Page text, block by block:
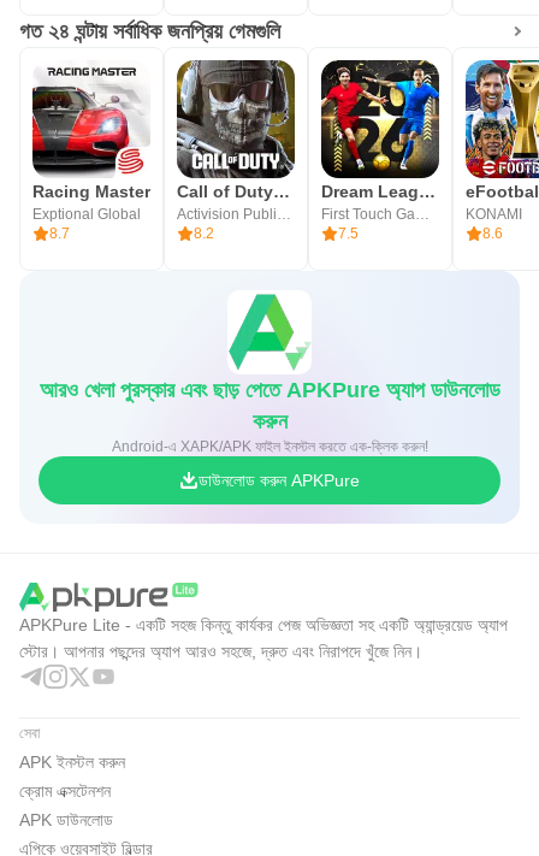
গত ২৪ ঘন্টায় সর্বাধিক জনপ্রিয় গেমগুলি
Racing Master
Exptional Global
8.7
Call of Duty®: Mobile
8.2
Dream League Soccer 2026
7.5
KONAMI
8.6
আরও খেলা পুরস্কার এবং ছাড় পেতে APKPure অ্যাপ ডাউনলোড
করুন
Android-এ XAPK/APK ফাইল ইনস্টল করতে এক-ক্লিক করুন!
ডাউনলোড করুন APKPure
APKPure Lite - একটি সহজ কিন্তু কার্যকর পেজ অভিজ্ঞতা সহ একটি অ্যান্ড্রয়েড অ্যাপ
স্টোর। আপনার পছন্দের অ্যাপ আরও সহজে, দ্রুত এবং নিরাপদে খুঁজে নিন।
সেবা
APK ইনস্টল করুন
ক্রোম এক্সটেনশন
APK ডাউনলোড
এপিকে ওয়েবসাইট বিল্ডার